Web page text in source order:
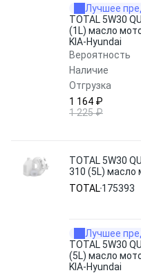
Лучшее
TOTAL 5W30
(1L) масло
KIA-Hyundai
Вероятность
Наличие
Отгрузка
1 164 ₽
1 225 ₽
TOTAL 5W30
310 (5L) масло
SM,бенз.двиг.
TOTAL175393
Лучшее
TOTAL 5W30
(5L) масло
KIA-Hyundai